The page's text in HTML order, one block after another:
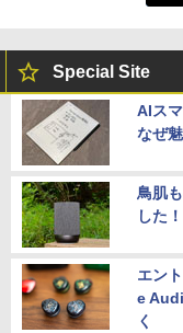
Special Site
AIス
なぜ
鳥肌
した！
エン
e
く